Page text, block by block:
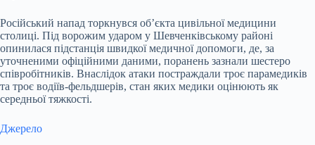
Російський напад торкнувся об’єкта цивільної медицини
столиці. Під ворожим ударом у Шевченківському районі
опинилася підстанція швидкої медичної допомоги, де, за
уточненими офіційними даними, поранень зазнали шестеро
співробітників. Внаслідок атаки постраждали троє парамедиків
та троє водіїв-фельдшерів, стан яких медики оцінюють як
середньої тяжкості.
Джерело